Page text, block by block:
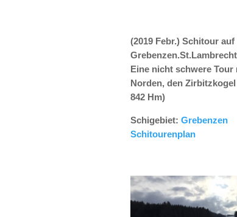
(2019 Febr.) Schitour
Eine nicht schwere
Norden, den
842 Hm)
Schigebiet: Grebenzen
Schitourenplan